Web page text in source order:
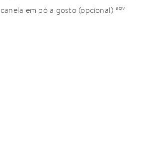
canela em pó a gosto (opcional) aov